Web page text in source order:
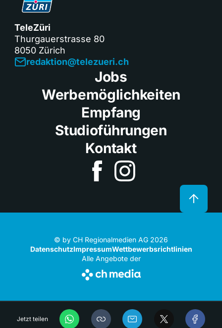
Jetzt teilen
TeleZüri
Thurgauerstrasse 80
8050 Zürich
redaktion@telezueri.ch
Jobs
Werbemöglichkeiten
Empfang
Studioführungen
Kontakt
© by CH Regionalmedien AG 2026
DatenschutzImpressumWettbewerbsrichtlinien
Alle Angebote der